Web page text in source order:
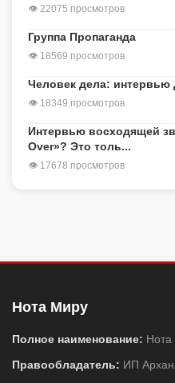
👁 22075 просмотров
Группа Пропаганда
👁 18569 просмотров
Человек дела: интервью
👁 18349 просмотров
Интервью восходящей
Over»? Это толь...
👁 17678 просмотров
Нота Миру
Полное наименование:
Правообладатель: ИП